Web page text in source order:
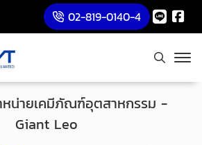
02-819-0140-4
หน่ายเคมีภัณฑ์อุตสาหกรรม -
Giant Leo